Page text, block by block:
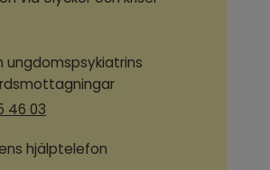
ungdomspsykiatrins
46 03
hjälptelefon